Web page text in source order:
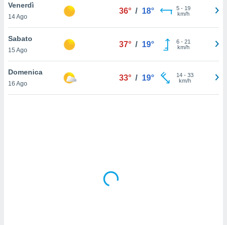
cookie
in
Venerdì
14 Ago
36° / 18° 5- 19
km/h
Sabato
15 Ago
37° / 19° 6- 21
km/h
Domenica
16 Ago
33° / 19° 14- 33
km/h